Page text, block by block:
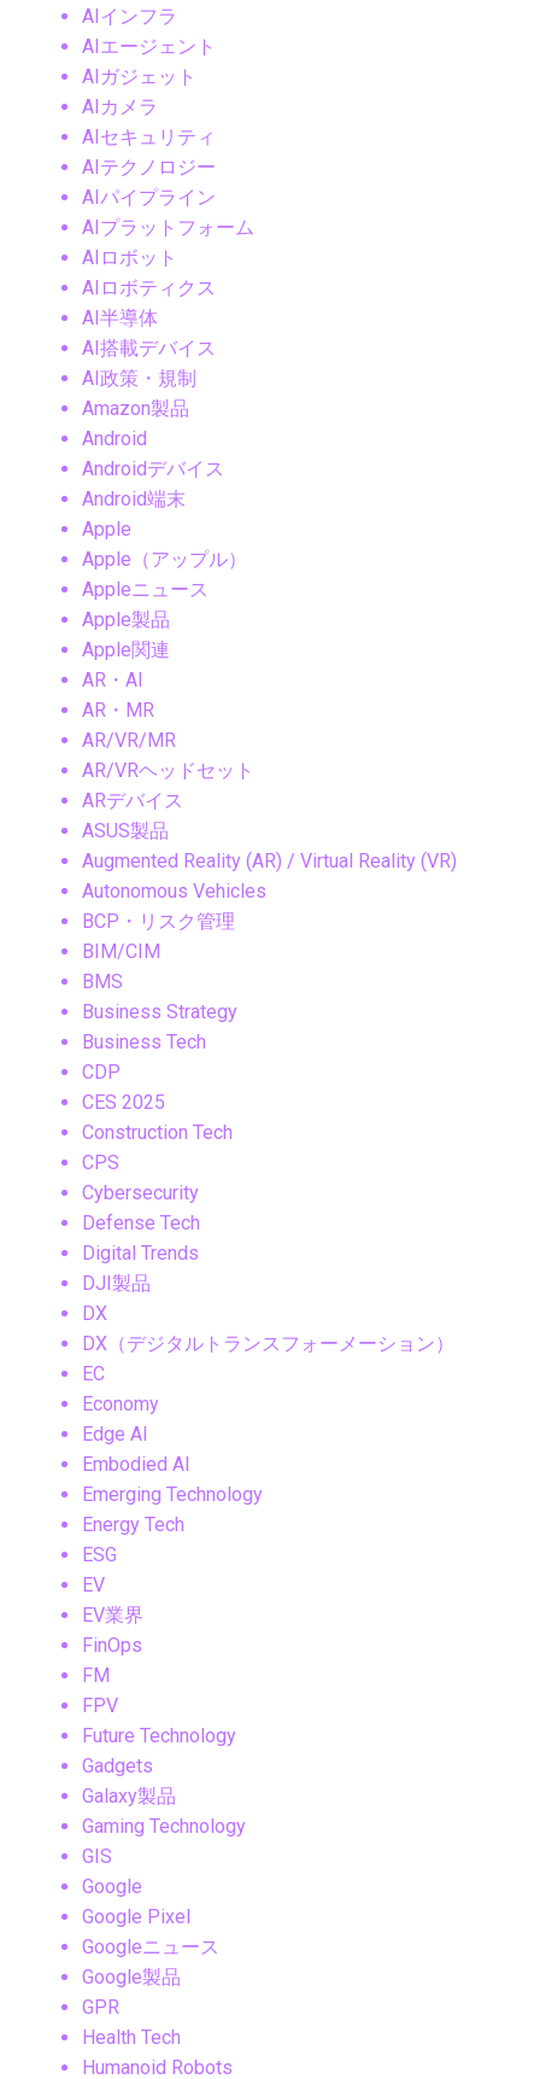
AIインフラ
AIエージェント
AIガジェット
AIカメラ
AIセキュリティ
AIテクノロジー
AIパイプライン
AIプラットフォーム
AIロボット
AIロボティクス
AI半導体
AI搭載デバイス
AI政策・規制
Amazon製品
Android
Androidデバイス
Android端末
Apple
Apple（アップル）
Appleニュース
Apple製品
Apple関連
AR・AI
AR・MR
AR/VR/MR
AR/VRヘッドセット
ARデバイス
ASUS製品
Augmented Reality (AR) / Virtual Reality (VR)
Autonomous Vehicles
BCP・リスク管理
BIM/CIM
BMS
Business Strategy
Business Tech
CDP
CES 2025
Construction Tech
CPS
Cybersecurity
Defense Tech
Digital Trends
DJI製品
DX
DX（デジタルトランスフォーメーション）
EC
Economy
Edge AI
Embodied AI
Emerging Technology
Energy Tech
ESG
EV
EV業界
FinOps
FM
FPV
Future Technology
Gadgets
Galaxy製品
Gaming Technology
GIS
Google
Google Pixel
Googleニュース
Google製品
GPR
Health Tech
Humanoid Robots